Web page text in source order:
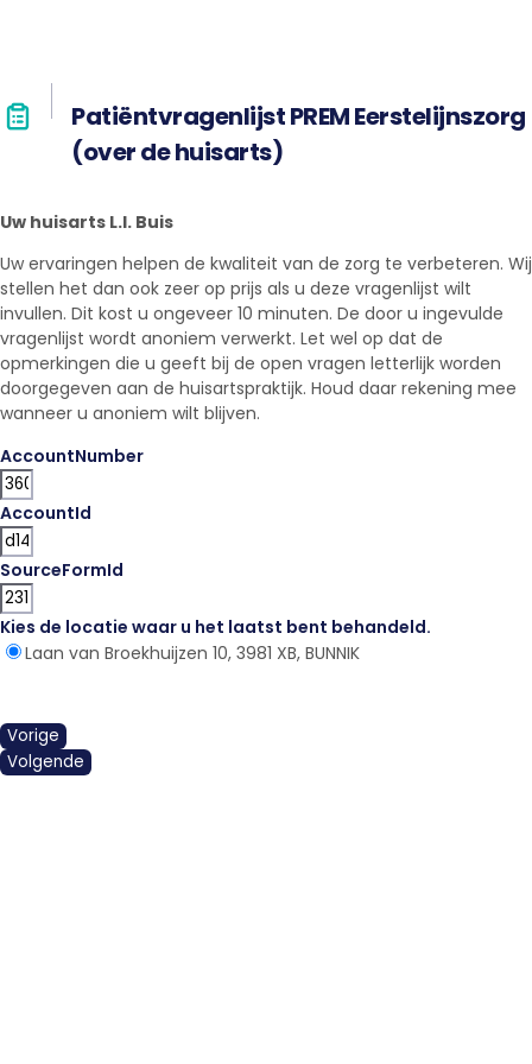
Patiëntvragenlijst PREM Eerstelijnszorg
(over de huisarts)
Uw huisarts L.I. Buis
Uw ervaringen helpen de kwaliteit van de zorg te verbeteren. Wij
stellen het dan ook zeer op prijs als u deze vragenlijst wilt
invullen. Dit kost u ongeveer 10 minuten. De door u ingevulde
vragenlijst wordt anoniem verwerkt. Let wel op dat de
opmerkingen die u geeft bij de open vragen letterlijk worden
doorgegeven aan de huisartspraktijk. Houd daar rekening mee
wanneer u anoniem wilt blijven.
AccountNumber
AccountId
SourceFormId
Kies de locatie waar u het laatst bent behandeld.
Laan van Broekhuijzen 10, 3981 XB, BUNNIK
Vorige
Volgende